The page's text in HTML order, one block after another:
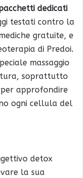
dedicati
testati contro la
gratuite, e
di Predoi.
massaggio
soprattutto
approfondire
ogni cellula del
detox
la sua